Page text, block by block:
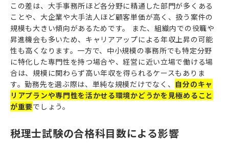
この差は、大手事務所ほど各分野に精通した部門が多くある
ことや、大企業や大手法人ほど顧客単価が高く、扱う案件の
規模も大きい傾向があるためです。 また、組織内での役職や
昇進機会も多いため、キャリアアップによる年収上昇の可能
性も高くなります。一方で、中小規模の事務所でも特定分野
に特化した専門性を持つ場合や、経営に近い立場で働ける場
合は、規模に関わらず高い年収を得られるケースもありま
す。勤務先を選ぶ際は、単純な規模だけでなく、 自分のキャ
リアプランや専門性を活かせる環境かどうかを見極めること
が重要でしょう。
税理士試験の合格科目数による影響